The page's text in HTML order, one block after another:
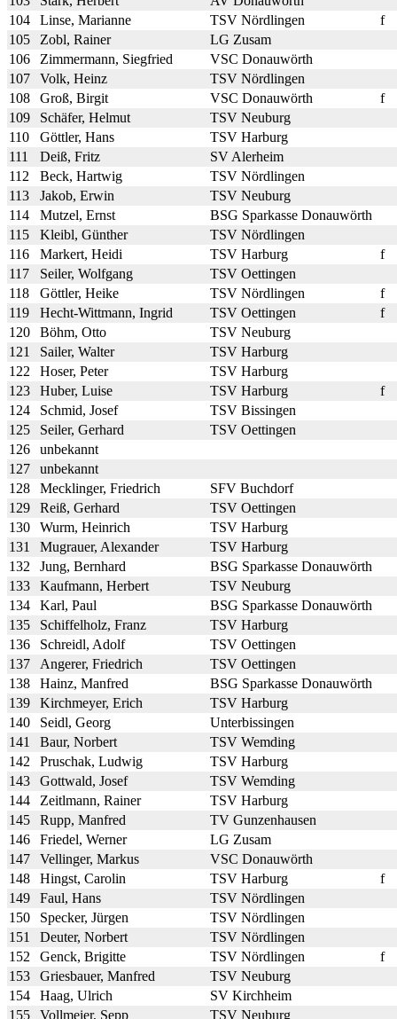
104
Linse, Marianne TSV Nördlingen
f
105
Zobl, Rainer
LG Zusam
106
Zimmermann, Siegfried
VSC Donauwörth
107
Volk, Heinz
TSV Nördlingen
108
Groß, Birgit VSC Donauwörth
f
109
Schäfer, Helmut
TSV Neuburg
110
Göttler, Hans
TSV Harburg
111
Deiß, Fritz
SV Alerheim
112
Beck, Hartwig
TSV Nördlingen
113
Jakob, Erwin
TSV Neuburg
114
Mutzel, Ernst
BSG Sparkasse Donauwörth
115
Kleibl, Günther
TSV Nördlingen
116
Markert, Heidi TSV Harburg
f
117
Seiler, Wolfgang
TSV Oettingen
118
Göttler, Heike TSV Nördlingen
f
119
Hecht-Wittmann, Ingrid TSV Oettingen
f
120
Böhm, Otto
TSV Neuburg
121
Sailer, Walter
TSV Harburg
122
Hoser, Peter
TSV Harburg
123
Huber, Luise TSV Harburg
f
124
Schmid, Josef
TSV Bissingen
125
Seiler, Gerhard
TSV Oettingen
126
unbekannt
127
unbekannt
128
Mecklinger, Friedrich
SFV Buchdorf
129
Reiß, Gerhard
TSV Oettingen
130
Wurm, Heinrich
TSV Harburg
131
Mugrauer, Alexander
TSV Harburg
132
Jung, Bernhard
BSG Sparkasse Donauwörth
133
Kaufmann, Herbert
TSV Neuburg
134
Karl, Paul
BSG Sparkasse Donauwörth
135
Schiffelholz, Franz
TSV Harburg
136
Schreidl, Adolf
TSV Oettingen
137
Angerer, Friedrich
TSV Oettingen
138
Hainz, Manfred
BSG Sparkasse Donauwörth
139
Kirchmeyer, Erich
TSV Harburg
140
Seidl, Georg
Unterbissingen
141
Baur, Norbert
TSV Wemding
142
Pruschak, Ludwig
TSV Harburg
143
Gottwald, Josef
TSV Wemding
144
Zeitlmann, Rainer
TSV Harburg
145
Rupp, Manfred
TV Gunzenhausen
146
Friedel, Werner
LG Zusam
147
Vellinger, Markus
VSC Donauwörth
148
Hingst, Carolin TSV Harburg
f
149
Faul, Hans
TSV Nördlingen
150
Specker, Jürgen
TSV Nördlingen
151
Deuter, Norbert
TSV Nördlingen
152
Genck, Brigitte TSV Nördlingen
f
153
Griesbauer, Manfred
TSV Neuburg
154
Haag, Ulrich
SV Kirchheim
155
Vollmeier, Sepp TSV Neuburg